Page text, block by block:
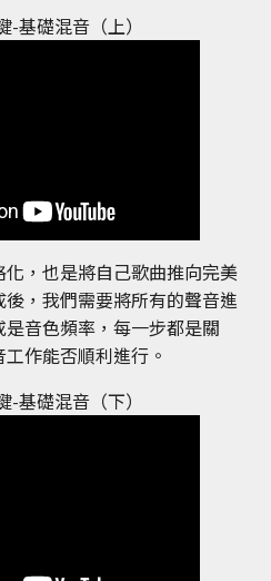
-基礎混音（上）
，也是將自己歌曲推向完美
，我們需要將所有的聲音進
音色頻率，每一步都是關
作能否順利進行。
-基礎混音（下）